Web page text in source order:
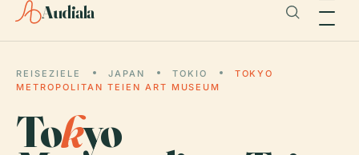
Audiala
REISEZIELE JAPAN TOKIO
TOKYO
METROPOLITAN TEIEN ART MUSEUM
Tokyo